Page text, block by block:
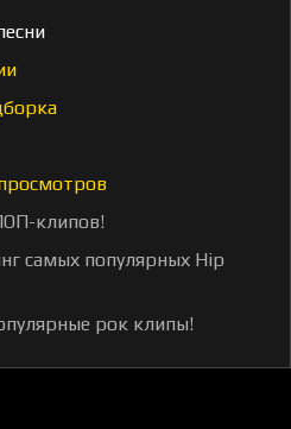
клипов!
самых популярных Hip
рок клипы!